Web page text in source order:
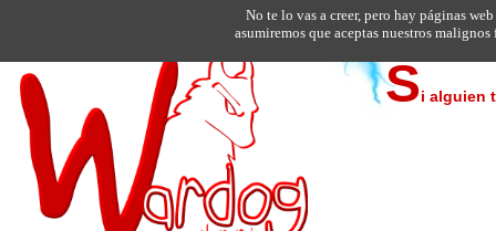
Si alguien
No te lo vas a creer, pero hay páginas
asumiremos que aceptas nuestros